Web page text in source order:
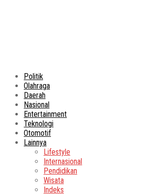
Politik
Olahraga
Daerah
Nasional
Entertainment
Teknologi
Otomotif
Lainnya
Lifestyle
Internasional
Pendidikan
Wisata
Indeks